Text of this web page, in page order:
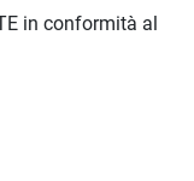
in conformità al